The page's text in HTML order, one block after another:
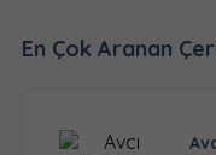
En Çok Aranan